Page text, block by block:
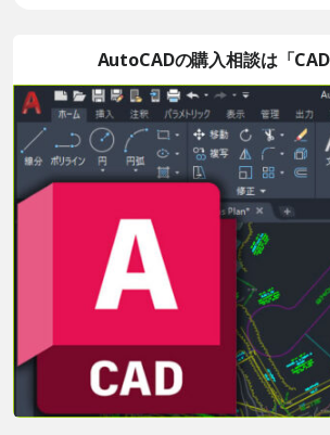
AutoCADの購入相談は「